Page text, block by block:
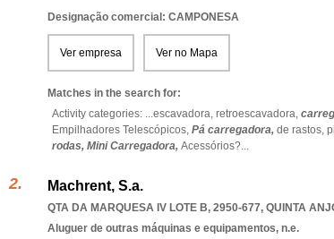
Designação comercial: CAMPONESA
Ver empresa Ver no Mapa
Matches in the search for:
Activity categories: ...escavadora, retroescavadora,
Empilhadores Telescópicos, Pá carregadora, de rastos,
rodas, Mini Carregadora, Acessórios?...
Machrent, S.a.
QTA DA MARQUESA IV LOTE B, 2950-677, QUINTA
Aluguer de outras máquinas e equipamentos, n.e.